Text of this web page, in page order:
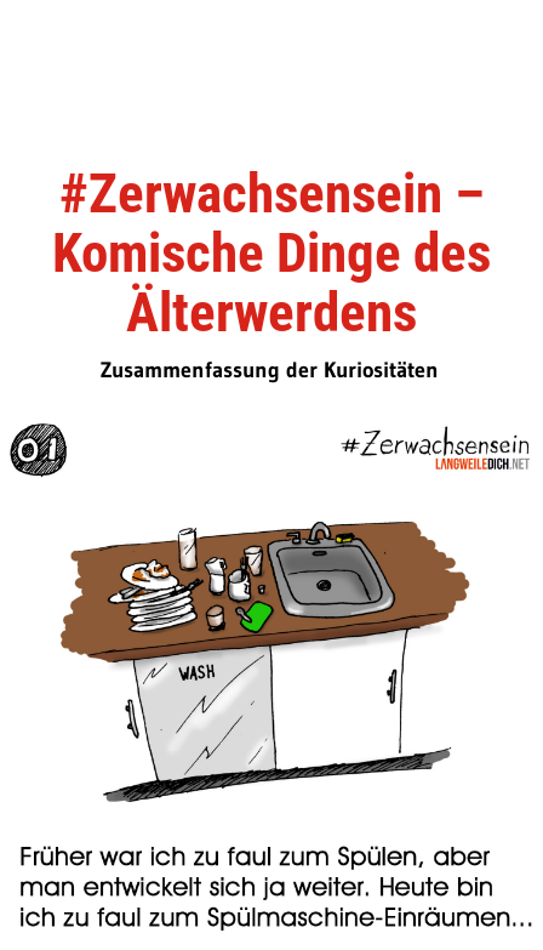
#Zerwachsensein –
Komische Dinge des
Älterwerdens
Zusammenfassung der Kuriositäten